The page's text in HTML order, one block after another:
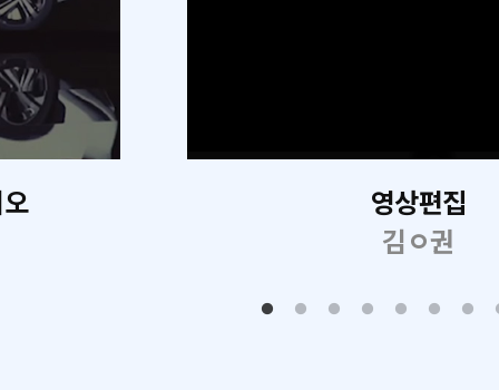
영상편집
김ㅇ권